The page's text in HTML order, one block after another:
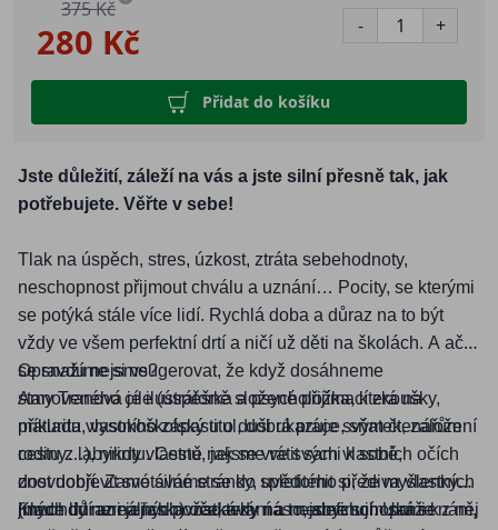
280 Kč
375 Kč
- +
Přidat do košíku
Jste důležití, záleží na vás a jste silní přesně tak, jak
potřebujete. Věřte v sebe!
Tlak na úspěch, stres, úzkost, ztráta sebehodnoty,
neschopnost přijmout chválu a uznání… Pocity, se kterými
se potýká stále více lidí. Rychlá doba a důraz na to být
vždy ve všem perfektní drtí a ničí už děti na školách. A ač
se snažíme si vsugerovat, že když dosáhneme
stanoveného cíle (úspěšně složené přijímací zkoušky,
maturita, vysokoškolský titul, dobrá práce, sňatek, založení
rodiny…), nikdy vlastně nejsme ve svých vlastních očích
dost dobří. Zamotáváme se do spletitého přediva vlastních
(mnohdy nereálných) očekávání a nejsme schopni se z něj
Opravdu nejsme?
Amy Tranová je ilustrátorka a psycholožka, která na
příkladu vlastního zápasu o duši ukazuje svým čtenářům
cestu z labyrintu. Cestu, jak se vrátit sami k sobě,
znovuobjevit své silné stránky, uvědomit si, že myšlenky
jiných lidí ani jejich požadavky nás nedefinují. Ukáže nám,
Klade důraz na laskavost, tedy na to, abychom sami k